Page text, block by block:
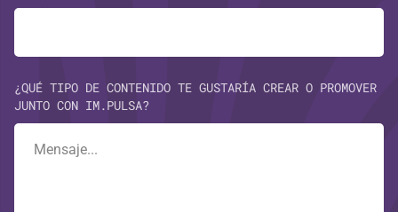
¿QUÉ TIPO DE CONTENIDO TE GUSTARÍA CREAR O PROMOVER
JUNTO CON IM.PULSA?